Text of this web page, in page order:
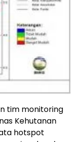
tim monitoring
Kehutanan
hotspot